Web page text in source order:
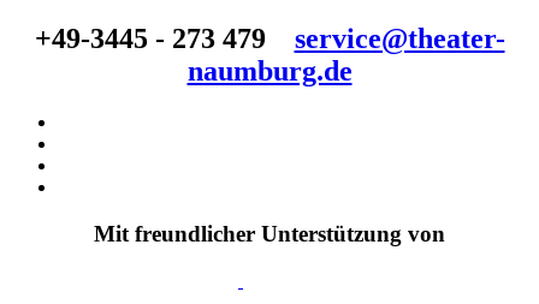
+49-3445 - 273 479
service@theater-
naumburg.de
Mit freundlicher Unterstützung von